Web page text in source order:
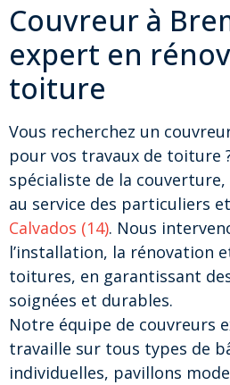
Couvreur à
expert en
toiture
Vous recherchez un
pour vos travaux de toiture
spécialiste de la
au service des particuliers
Calvados (14). Nous
l’installation, la rénovation
toitures, en garantissant
soignées et durables.
Notre équipe de couvreurs
travaille sur tous types de
individuelles, pavillons